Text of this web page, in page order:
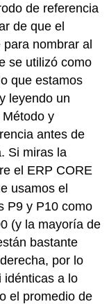
de referencia
de que el
nombrar al
se utilizó como
que estamos
leyendo un
y
antes de
Si miras la
el ERP CORE
usamos el
P9 y P10 como
(y la mayoría de
bastante
por lo
idénticas a lo
el promedio de